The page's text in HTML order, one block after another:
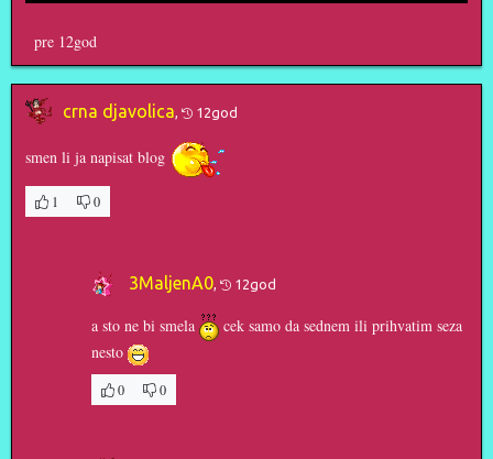
pre 12god
crna djavolica 12god
smen li ja napisat blog
1 0
3MaljenA0 12god
a sto ne bi smela
cek samo da sednem ili prihvatim seza
nesto
0 0